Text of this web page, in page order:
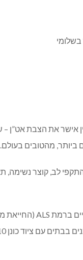
אישר את הצבת אט”ן
ביותר, מהטובים בעולם.
לב, קוצר נשימה,
עם ציוד כונן 10.